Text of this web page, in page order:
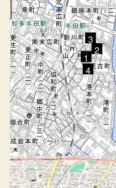
1
2
3
4